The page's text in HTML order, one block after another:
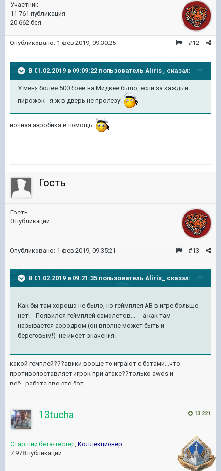
Участник
11 761 публикация
20 662 боя
#12
Опубликовано: 1 фев 2019, 09:30:25
В 01.02.2019 в 09:09:22 пользователь Aliris_ сказал:
У меня более 500 боев на Мидвее было, если за каждый
пирожок - я ж в дверь не пролезу!
ночная аэробика в помощь
Гость
Гость
0 публикаций
#13
Опубликовано: 1 фев 2019, 09:35:21
В 01.02.2019 в 09:21:35 пользователь Aliris_ сказал:
Как бы там хорошо не было, но геймплея АВ в игре больше
нет! Появился геймплей самолетов... а как там
называется аэродром (он вполне может быть и
береговым!) не имеет значения.
какой гемплей???авики вооще то играют с ботами...что
противопоставляет игрок при атаке??только awds и
всё...работа пво это бот...
13 221
13tucha
Старший бета-тестер Коллекционер
7 978 публикаций